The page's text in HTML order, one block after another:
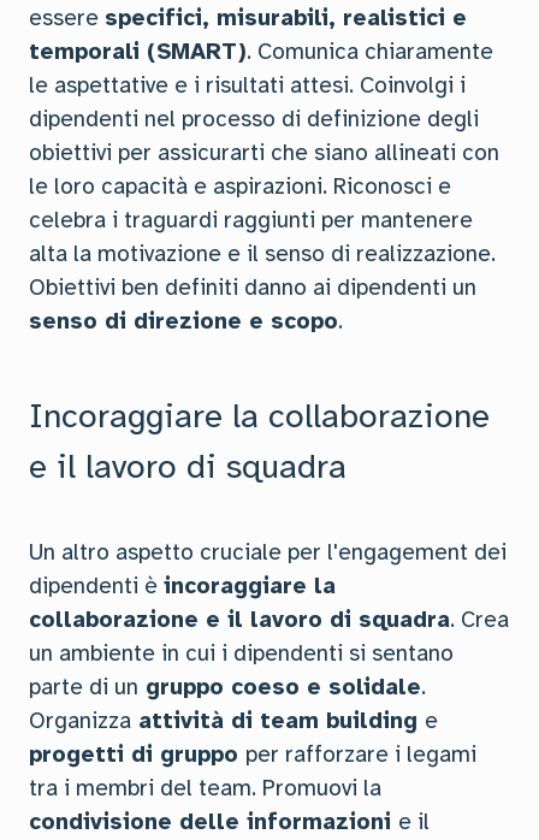
essere specifici, misurabili, realistici e
temporali (SMART). Comunica chiaramente
le aspettative e i risultati attesi. Coinvolgi i
dipendenti nel processo di definizione degli
obiettivi per assicurarti che siano allineati con
le loro capacità e aspirazioni. Riconosci e
celebra i traguardi raggiunti per mantenere
alta la motivazione e il senso di realizzazione.
Obiettivi ben definiti danno ai dipendenti un
senso di direzione e scopo.
Incoraggiare la collaborazione
e il lavoro di squadra
Un altro aspetto cruciale per l'engagement dei
dipendenti è incoraggiare la
collaborazione e il lavoro di squadra. Crea
un ambiente in cui i dipendenti si sentano
parte di un gruppo coeso e solidale.
Organizza attività di team building e
progetti di gruppo per rafforzare i legami
tra i membri del team. Promuovi la
condivisione delle informazioni e il